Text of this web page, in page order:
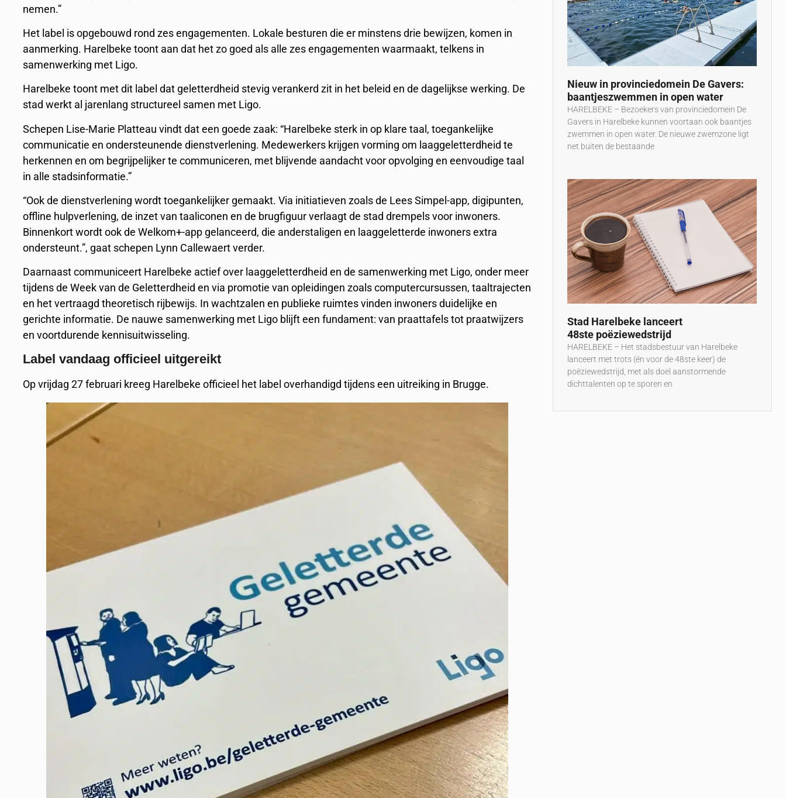
nemen.”
Het label is opgebouwd rond zes engagementen. Lokale besturen die er minstens drie bewijzen, komen in
aanmerking. Harelbeke toont aan dat het zo goed als alle zes engagementen waarmaakt, telkens in
samenwerking met Ligo.
Harelbeke toont met dit label dat geletterdheid stevig verankerd zit in het beleid en de dagelijkse werking. De
stad werkt al jarenlang structureel samen met Ligo.
Schepen Lise-Marie Platteau vindt dat een goede zaak: “Harelbeke sterk in op klare taal, toegankelijke
communicatie en ondersteunende dienstverlening. Medewerkers krijgen vorming om laaggeletterdheid te
herkennen en om begrijpelijker te communiceren, met blijvende aandacht voor opvolging en eenvoudige taal
in alle stadsinformatie.”
“Ook de dienstverlening wordt toegankelijker gemaakt. Via initiatieven zoals de Lees Simpel-app, digipunten,
offline hulpverlening, de inzet van taaliconen en de brugfiguur verlaagt de stad drempels voor inwoners.
Binnenkort wordt ook de Welkom+-app gelanceerd, die anderstaligen en laaggeletterde inwoners extra
ondersteunt.”, gaat schepen Lynn Callewaert verder.
Daarnaast communiceert Harelbeke actief over laaggeletterdheid en de samenwerking met Ligo, onder meer
tijdens de Week van de Geletterdheid en via promotie van opleidingen zoals computercursussen, taaltrajecten
en het vertraagd theoretisch rijbewijs. In wachtzalen en publieke ruimtes vinden inwoners duidelijke en
gerichte informatie. De nauwe samenwerking met Ligo blijft een fundament: van praattafels tot praatwijzers
en voortdurende kennisuitwisseling.
Label vandaag officieel uitgereikt
Op vrijdag 27 februari kreeg Harelbeke officieel het label overhandigd tijdens een uitreiking in Brugge.
Nieuw in provinciedomein De Gavers:
baantjeszwemmen in open water
HARELBEKE – Bezoekers van provinciedomein De
Gavers in Harelbeke kunnen voortaan ook baantjes
zwemmen in open water. De nieuwe zwemzone ligt
net buiten de bestaande
Stad Harelbeke lanceert
48ste poëziewedstrijd
HARELBEKE – Het stadsbestuur van Harelbeke
lanceert met trots (én voor de 48ste keer) de
poëziewedstrijd, met als doel aanstormende
dichttalenten op te sporen en